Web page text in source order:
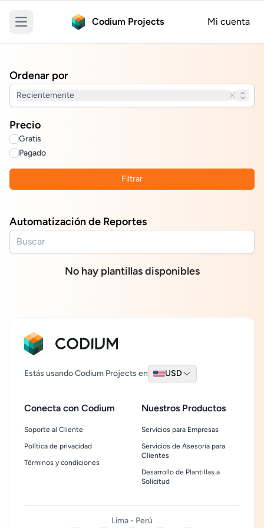
Open main menu Codium Projects Mi cuenta
Ordenar por
Recientemente
Precio
Gratis
Pagado
Filtrar
Automatización de Reportes
No hay plantillas disponibles
Estás usando Codium Projects en USD
Conecta con Codium
Soporte al Cliente
Política de privacidad
Términos y condiciones
Nuestros Productos
Servicios para Empresas
Servicios de Asesoría para
Clientes
Desarrollo de Plantillas a
Solicitud
Lima - Perú